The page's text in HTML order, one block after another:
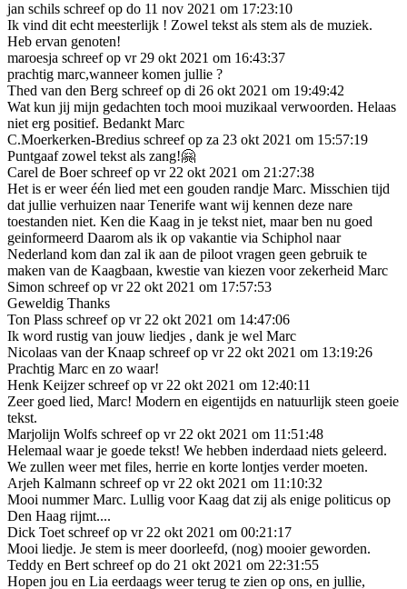
jan schils schreef op do 11 nov 2021 om 17:23:10
Ik vind dit echt meesterlijk ! Zowel tekst als stem als de muziek.
Heb ervan genoten!
maroesja schreef op vr 29 okt 2021 om 16:43:37
prachtig marc,wanneer komen jullie ?
Thed van den Berg schreef op di 26 okt 2021 om 19:49:42
Wat kun jij mijn gedachten toch mooi muzikaal verwoorden. Helaas
niet erg positief. Bedankt Marc
C.Moerkerken-Bredius schreef op za 23 okt 2021 om 15:57:19
Puntgaaf zowel tekst als zang!🤗
Carel de Boer schreef op vr 22 okt 2021 om 21:27:38
Het is er weer één lied met een gouden randje Marc. Misschien tijd
dat jullie verhuizen naar Tenerife want wij kennen deze nare
toestanden niet. Ken die Kaag in je tekst niet, maar ben nu goed
geinformeerd Daarom als ik op vakantie via Schiphol naar
Nederland kom dan zal ik aan de piloot vragen geen gebruik te
maken van de Kaagbaan, kwestie van kiezen voor zekerheid Marc
Simon schreef op vr 22 okt 2021 om 17:57:53
Geweldig Thanks
Ton Plass schreef op vr 22 okt 2021 om 14:47:06
Ik word rustig van jouw liedjes , dank je wel Marc
Nicolaas van der Knaap schreef op vr 22 okt 2021 om 13:19:26
Prachtig Marc en zo waar!
Henk Keijzer schreef op vr 22 okt 2021 om 12:40:11
Zeer goed lied, Marc! Modern en eigentijds en natuurlijk steen goeie
tekst.
Marjolijn Wolfs schreef op vr 22 okt 2021 om 11:51:48
Helemaal waar je goede tekst! We hebben inderdaad niets geleerd.
We zullen weer met files, herrie en korte lontjes verder moeten.
Arjeh Kalmann schreef op vr 22 okt 2021 om 11:10:32
Mooi nummer Marc. Lullig voor Kaag dat zij als enige politicus op
Den Haag rijmt....
Dick Toet schreef op vr 22 okt 2021 om 00:21:17
Mooi liedje. Je stem is meer doorleefd, (nog) mooier geworden.
Teddy en Bert schreef op do 21 okt 2021 om 22:31:55
Hopen jou en Lia eerdaags weer terug te zien op ons, en jullie,